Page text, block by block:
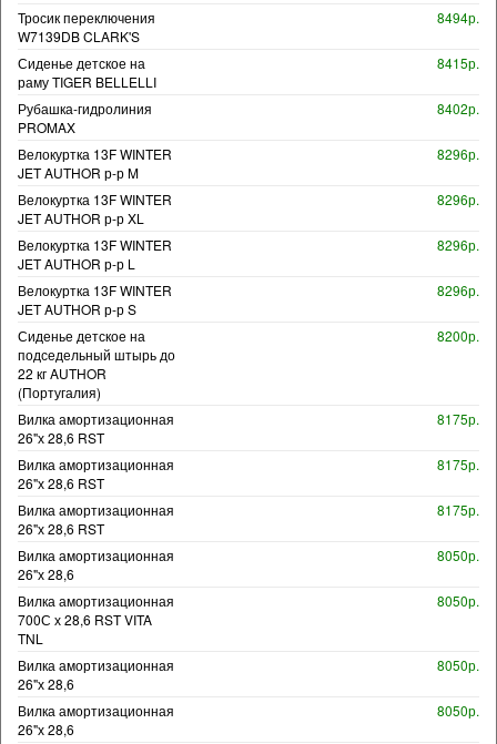
Тросик переключения
W7139DB CLARK'S
8494р.
Сиденье детское на
раму TIGER BELLELLI
8415р.
Рубашка-гидролиния
PROMAX
8402р.
Велокуртка 13F WINTER
JET AUTHOR р-р M
8296р.
Велокуртка 13F WINTER
JET AUTHOR р-р XL
8296р.
Велокуртка 13F WINTER
JET AUTHOR р-р L
8296р.
Велокуртка 13F WINTER
JET AUTHOR р-р S
8296р.
Сиденье детское на
подседельный штырь до
22 кг AUTHOR
(Португалия)
8200р.
Вилка амортизационная
26"х 28,6 RST
8175р.
Вилка амортизационная
26"х 28,6 RST
8175р.
Вилка амортизационная
26"х 28,6 RST
8175р.
Вилка амортизационная
26"х 28,6
8050р.
Вилка амортизационная
700С х 28,6 RST VITA
TNL
8050р.
Вилка амортизационная
26"х 28,6
8050р.
Вилка амортизационная
26"х 28,6
8050р.